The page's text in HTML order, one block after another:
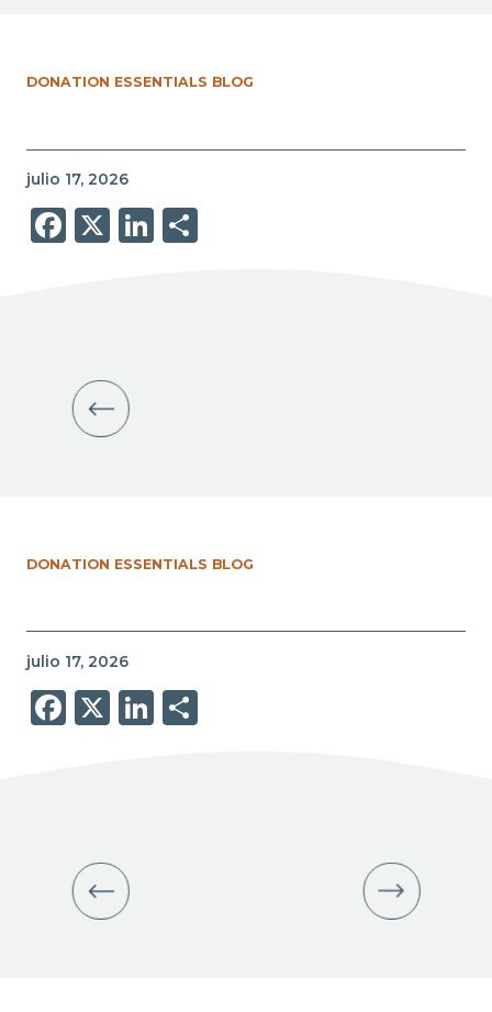
DONATION ESSENTIALS BLOG
julio 17, 2026
Facebook
X LinkedIn
Share
DONATION ESSENTIALS BLOG
julio 17, 2026
Facebook
X LinkedIn
Share